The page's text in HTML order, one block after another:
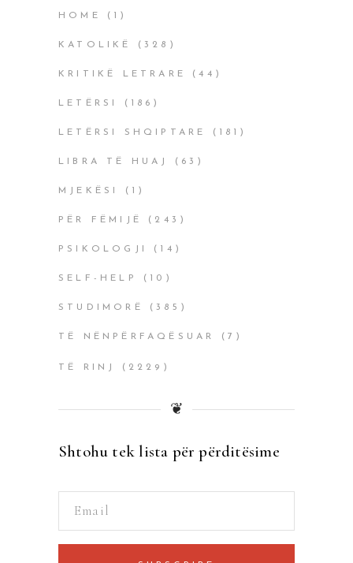
HOME (1)
KATOLIKË (328)
KRITIKË LETRARE (44)
LETËRSI (186)
LETËRSI SHQIPTARE (181)
LIBRA TË HUAJ (63)
MJEKËSI (1)
PËR FËMIJË (243)
PSIKOLOGJI (14)
SELF-HELP (10)
STUDIMORË (385)
TË NËNPËRFAQËSUAR (7)
TË RINJ (2229)
❦
Shtohu tek lista për përditësime